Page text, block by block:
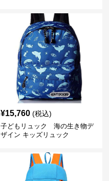
¥15,760 (税込)
子どもリュック 海の生き物デ
ザイン キッズリュック